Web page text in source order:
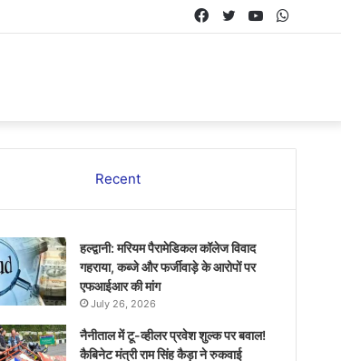
YouTube
Twitter
Facebook
Recent
हल्द्वानी: मरियम पैरामेडिकल कॉलेज विवाद
गहराया, कब्जे और फर्जीवाड़े के आरोपों पर
एफआईआर की मांग
July 26, 2026
नैनीताल में टू-व्हीलर प्रवेश शुल्क पर बवाल!
कैबिनेट मंत्री राम सिंह कैड़ा ने रुकवाई